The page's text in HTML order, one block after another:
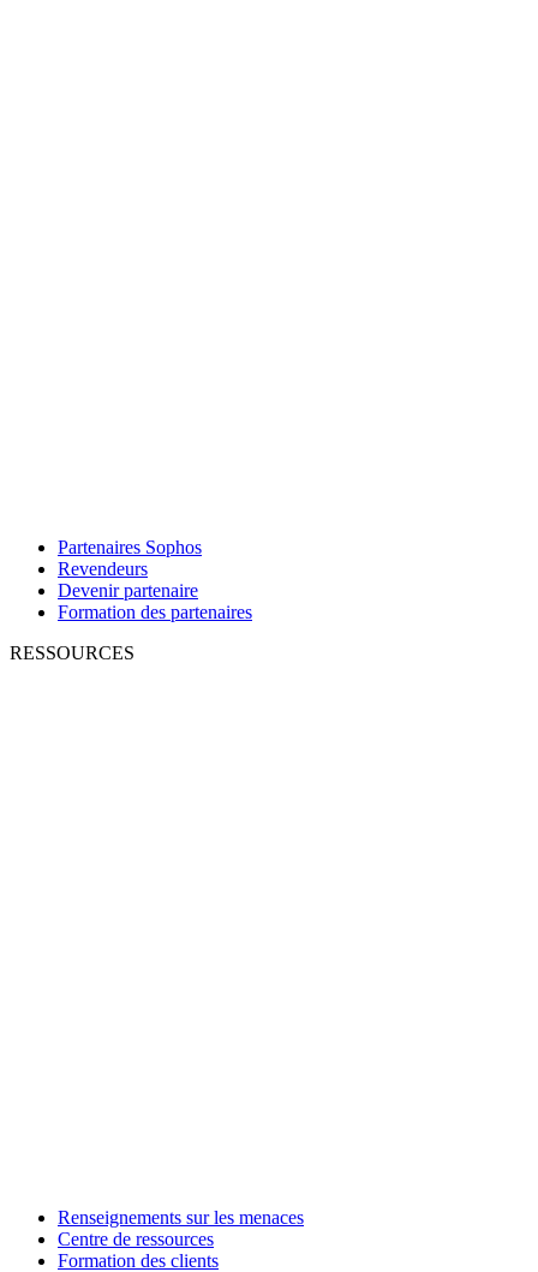
Partenaires Sophos
Revendeurs
Devenir partenaire
Formation des partenaires
RESSOURCES
Renseignements sur les menaces
Centre de ressources
Formation des clients